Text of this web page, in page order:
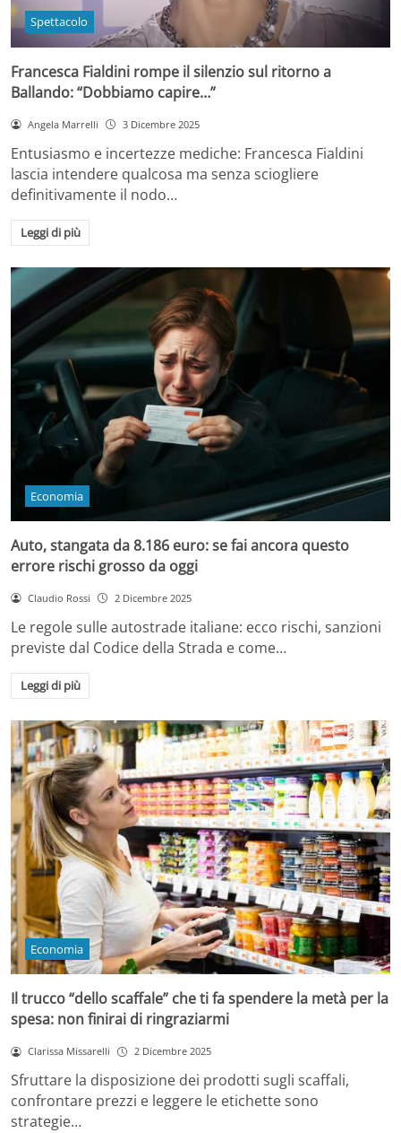
Spettacolo
Francesca Fialdini rompe il silenzio sul ritorno a
Ballando: “Dobbiamo capire…”
Angela Marrelli 3 Dicembre 2025
Entusiasmo e incertezze mediche: Francesca Fialdini
lascia intendere qualcosa ma senza sciogliere
definitivamente il nodo…
Leggi di più
Economia
Auto, stangata da 8.186 euro: se fai ancora questo
errore rischi grosso da oggi
Claudio Rossi 2 Dicembre 2025
Le regole sulle autostrade italiane: ecco rischi, sanzioni
previste dal Codice della Strada e come…
Leggi di più
Economia
Il trucco “dello scaffale” che ti fa spendere la metà per la
spesa: non finirai di ringraziarmi
Clarissa Missarelli 2 Dicembre 2025
Sfruttare la disposizione dei prodotti sugli scaffali,
confrontare prezzi e leggere le etichette sono
strategie…